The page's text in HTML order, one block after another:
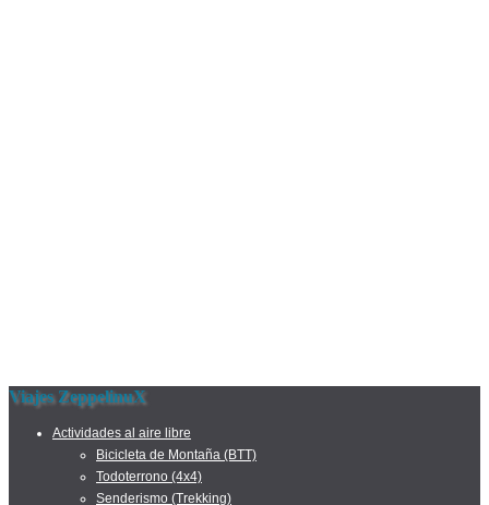
Viajes ZeppelinuX
Actividades al aire libre
Bicicleta de Montaña (BTT)
Todoterrono (4x4)
Senderismo (Trekking)